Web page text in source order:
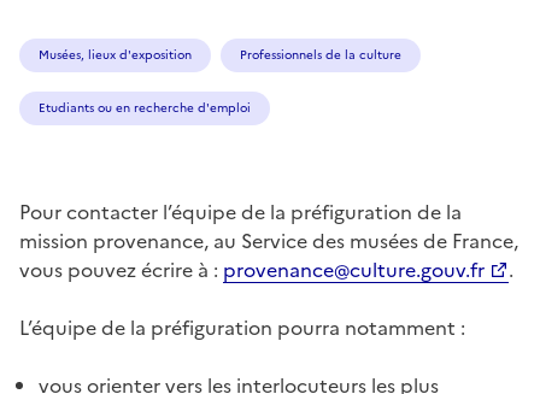
Musées, lieux d'exposition Professionnels de la culture
Etudiants ou en recherche d'emploi
Pour contacter l’équipe de la préfiguration de la
mission provenance, au Service des musées de France,
vous pouvez écrire à : provenance@culture.gouv.fr
.
L’équipe de la préfiguration pourra notamment :
vous orienter vers les interlocuteurs les plus